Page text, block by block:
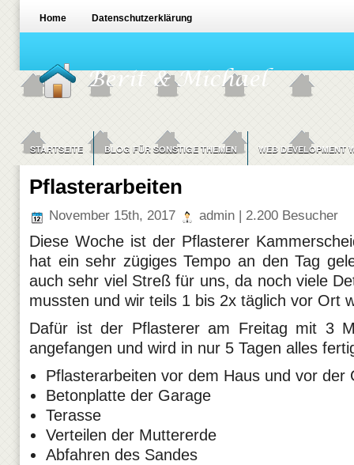
Home Datenschutzerklärung
STARTSEITE BLOG FÜR SONSTIGE THEMEN WEB DEVELOPMENT
Pflasterarbeiten
November 15th, 2017 admin | 2.200 Besucher
Diese Woche ist der Pflasterer
hat ein sehr zügiges Tempo an den Tag
auch sehr viel Streß für uns, da noch viele
mussten und wir teils 1 bis 2x täglich vor Ort
Dafür ist der Pflasterer am Freitag mit 3
angefangen und wird in nur 5 Tagen alles
Pflasterarbeiten vor dem Haus und vor der
Betonplatte der Garage
Terasse
Verteilen der Muttererde
Abfahren des Sandes